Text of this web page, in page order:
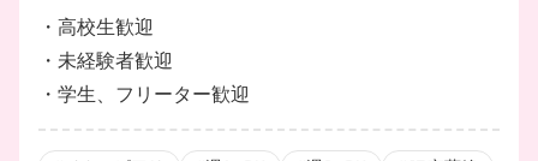
条件に応じて商品と交換できるポイントを付与！
頑張れば頑張るほど評価されるから、モチベアップ♪
※条件の一例：繁忙期シフトイン、お客様からのお褒
・高校生歓迎
・未経験者歓迎
・学生、フリーター歓迎